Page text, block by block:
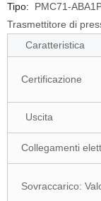
Tipo:
PMC71-
Trasmettitore di
Caratteristica
Certificazione
Uscita
Collegamenti
Sovraccarico: